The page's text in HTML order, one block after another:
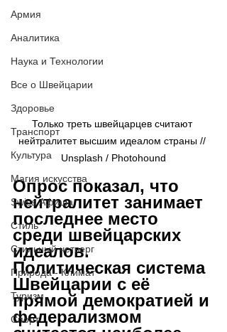
Армия
Аналитика
Наука и Технологии
Все о Швейцарии
Здоровье
Транспорт
Культура
Магия искусства
Swiss Афиша
Стиль
Стильный четверг
Природа - Климат
Туризм
Спорт
Только треть швейцарцев считают
нейтралитет высшим идеалом страны //
Unsplash / Photohound
Опрос показал, что
нейтралитет занимает
последнее место
среди швейцарских
идеалов.
Политическая система
Швейцарии с её
прямой демократией и
федерализмом